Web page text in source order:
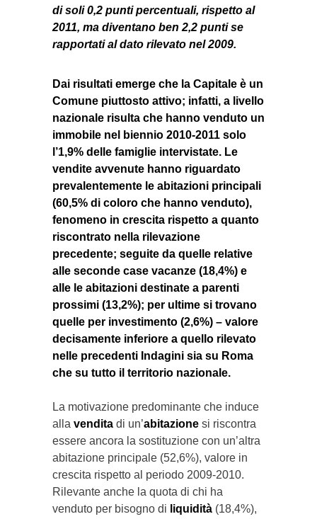
di soli 0,2 punti percentuali, rispetto al
2011, ma diventano ben 2,2 punti se
rapportati al dato rilevato nel 2009.
Dai risultati emerge che la Capitale è un
Comune piuttosto attivo; infatti, a livello
nazionale risulta che hanno venduto un
immobile nel biennio 2010-2011 solo
l’1,9% delle famiglie intervistate. Le
vendite avvenute hanno riguardato
prevalentemente le abitazioni principali
(60,5% di coloro che hanno venduto),
fenomeno in crescita rispetto a quanto
riscontrato nella rilevazione
precedente; seguite da quelle relative
alle seconde case vacanze (18,4%) e
alle le abitazioni destinate a parenti
prossimi (13,2%); per ultime si trovano
quelle per investimento (2,6%) – valore
decisamente inferiore a quello rilevato
nelle precedenti Indagini sia su Roma
che su tutto il territorio nazionale.
La motivazione predominante che induce
alla vendita di un’abitazione si riscontra
essere ancora la sostituzione con un’altra
abitazione principale (52,6%), valore in
crescita rispetto al periodo 2009-2010.
Rilevante anche la quota di chi ha
venduto per bisogno di liquidità (18,4%),